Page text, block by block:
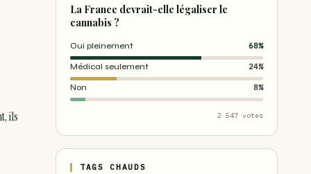
ils
La France devrait-elle légaliser le
cannabis ?
Oui pleinement 68%
Médical seulement 24%
Non 8%
2 547 votes
TAGS CHAUDS